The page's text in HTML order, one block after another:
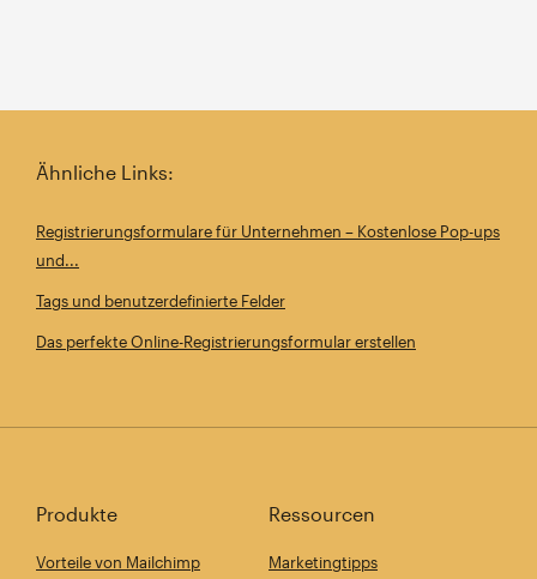
Ähnliche Links:
Registrierungsformulare für Unternehmen – Kostenlose Pop-ups
und...
Tags und benutzerdefinierte Felder
Das perfekte Online-Registrierungsformular erstellen
Produkte
Vorteile von Mailchimp
Ressourcen
Marketingtipps